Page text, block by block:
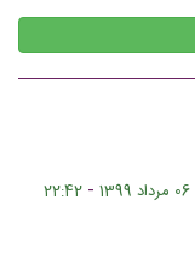
-
22:42